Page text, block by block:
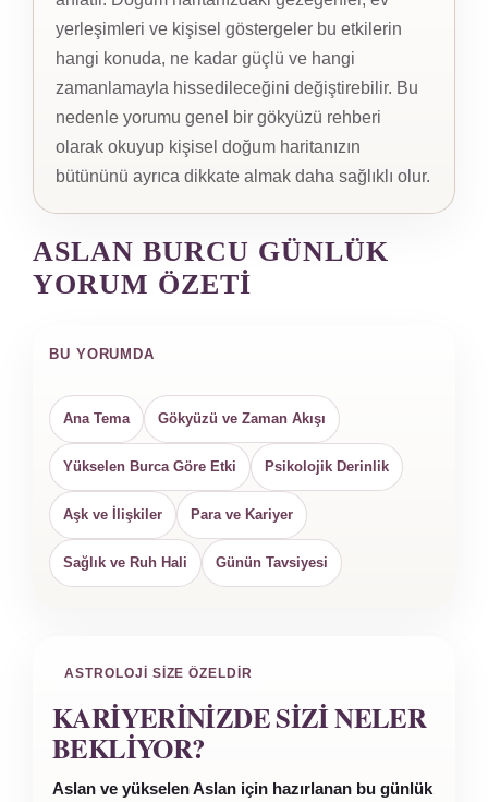
yerleşimleri ve kişisel göstergeler bu etkilerin
hangi konuda, ne kadar güçlü ve hangi
zamanlamayla hissedileceğini değiştirebilir. Bu
nedenle yorumu genel bir gökyüzü rehberi
olarak okuyup kişisel doğum haritanızın
bütününü ayrıca dikkate almak daha sağlıklı olur.
ASLAN BURCU GÜNLÜK
YORUM ÖZETI
BU YORUMDA
Ana Tema Gökyüzü ve Zaman Akışı
Yükselen Burca Göre Etki Psikolojik Derinlik
Aşk ve İlişkiler Para ve Kariyer
Sağlık ve Ruh Hali Günün Tavsiyesi
ASTROLOJI SIZE ÖZELDIR
KARIYERINIZDE SIZI NELER
BEKLIYOR?
Aslan ve yükselen Aslan için hazırlanan bu günlük